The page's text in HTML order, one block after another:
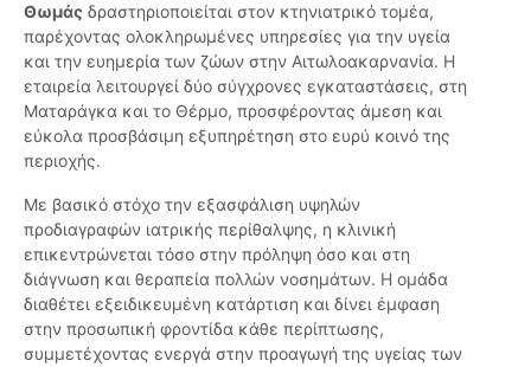
Θωμάς δραστηριοποιείται στον κτηνιατρικό τομέα,
παρέχοντας ολοκληρωμένες υπηρεσίες για την υγεία
και την ευημερία των ζώων στην Αιτωλοακαρνανία. Η
εταιρεία λειτουργεί δύο σύγχρονες εγκαταστάσεις, στη
Ματαράγκα και το Θέρμο, προσφέροντας άμεση και
εύκολα προσβάσιμη εξυπηρέτηση στο ευρύ κοινό της
περιοχής.
Με βασικό στόχο την εξασφάλιση υψηλών
προδιαγραφών ιατρικής περίθαλψης, η κλινική
επικεντρώνεται τόσο στην πρόληψη όσο και στη
διάγνωση και θεραπεία πολλών νοσημάτων. Η ομάδα
διαθέτει εξειδικευμένη κατάρτιση και δίνει έμφαση
στην προσωπική φροντίδα κάθε περίπτωσης,
συμμετέχοντας ενεργά στην προαγωγή της υγείας των